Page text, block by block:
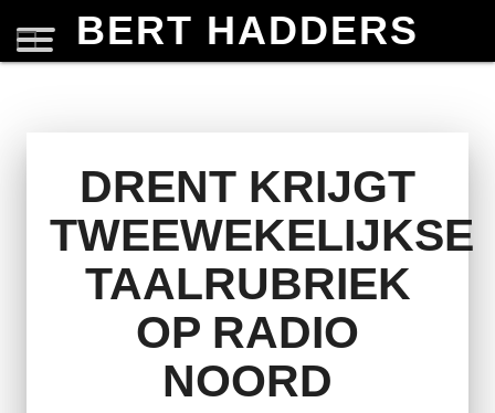
BERT HADDERS
DRENT KRIJGT
TWEEWEKELIJKSE
TAALRUBRIEK
OP RADIO
NOORD